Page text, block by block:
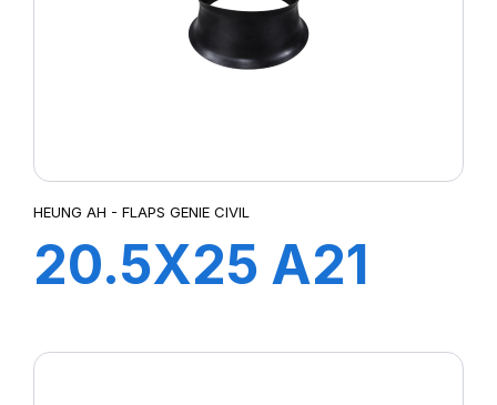
HEUNG AH - FLAPS GENIE CIVIL
20.5X25 A21